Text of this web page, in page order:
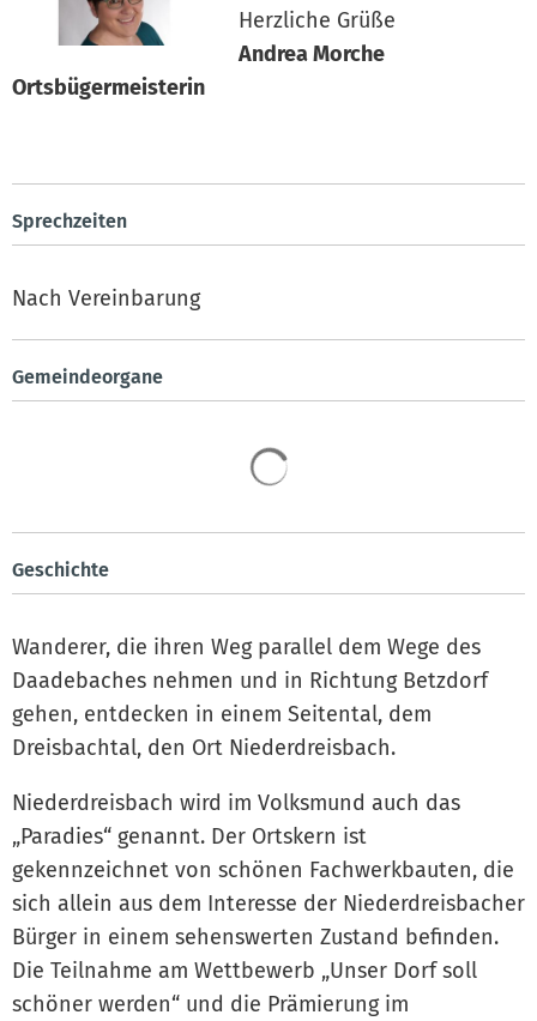
Herzliche Grüße
Andrea Morche
Ortsbügermeisterin
Sprechzeiten
Nach Vereinbarung
Gemeindeorgane
Geschichte
Wanderer, die ihren Weg parallel dem Wege des
Daadebaches nehmen und in Richtung Betzdorf
gehen, entdecken in einem Seitental, dem
Dreisbachtal, den Ort Niederdreisbach.
Niederdreisbach wird im Volksmund auch das
„Paradies“ genannt. Der Ortskern ist
gekennzeichnet von schönen Fachwerkbauten, die
sich allein aus dem Interesse der Niederdreisbacher
Bürger in einem sehenswerten Zustand befinden.
Die Teilnahme am Wettbewerb „Unser Dorf soll
schöner werden“ und die Prämierung im